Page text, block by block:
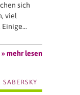
sich
viel
Einige…
» mehr lesen